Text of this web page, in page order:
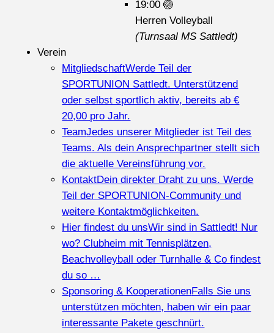
19:00🏐
Herren Volleyball
(Turnsaal MS Sattledt)
Verein
MitgliedschaftWerde Teil der
SPORTUNION Sattledt. Unterstützend
oder selbst sportlich aktiv, bereits ab €
20,00 pro Jahr.
TeamJedes unserer Mitglieder ist Teil des
Teams. Als dein Ansprechpartner stellt sich
die aktuelle Vereinsführung vor.
KontaktDein direkter Draht zu uns. Werde
Teil der SPORTUNION-Community und
weitere Kontaktmöglichkeiten.
Hier findest du unsWir sind in Sattledt! Nur
wo? Clubheim mit Tennisplätzen,
Beachvolleyball oder Turnhalle & Co findest
du so …
Sponsoring & KooperationenFalls Sie uns
unterstützen möchten, haben wir ein paar
interessante Pakete geschnürt.